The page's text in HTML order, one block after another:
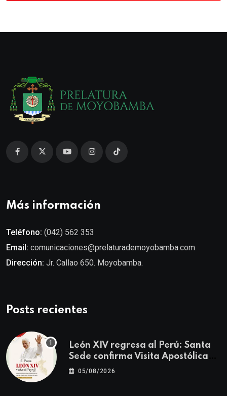
Más información
Teléfono: (042) 562 353
Email: comunicaciones@prelaturademoyobamba.com
Dirección: Jr. Callao 650. Moyobamba.
Posts recientes
León XIV regresa al Perú: Santa
Sede confirma Visita Apostólica
del 11 al 17 de noviembre
05/08/2026